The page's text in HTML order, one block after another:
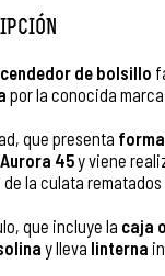
de bolsillo
por la conocida marca
que presenta
45y viene
la culata rematados
que incluye la caja
y lleva linterna